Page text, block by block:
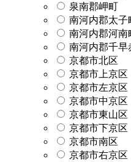
泉南郡岬町
南河内郡太子
南河内郡河南
南河内郡千早
京都市北区
京都市上京区
京都市左京区
京都市中京区
京都市東山区
京都市下京区
京都市南区
京都市右京区